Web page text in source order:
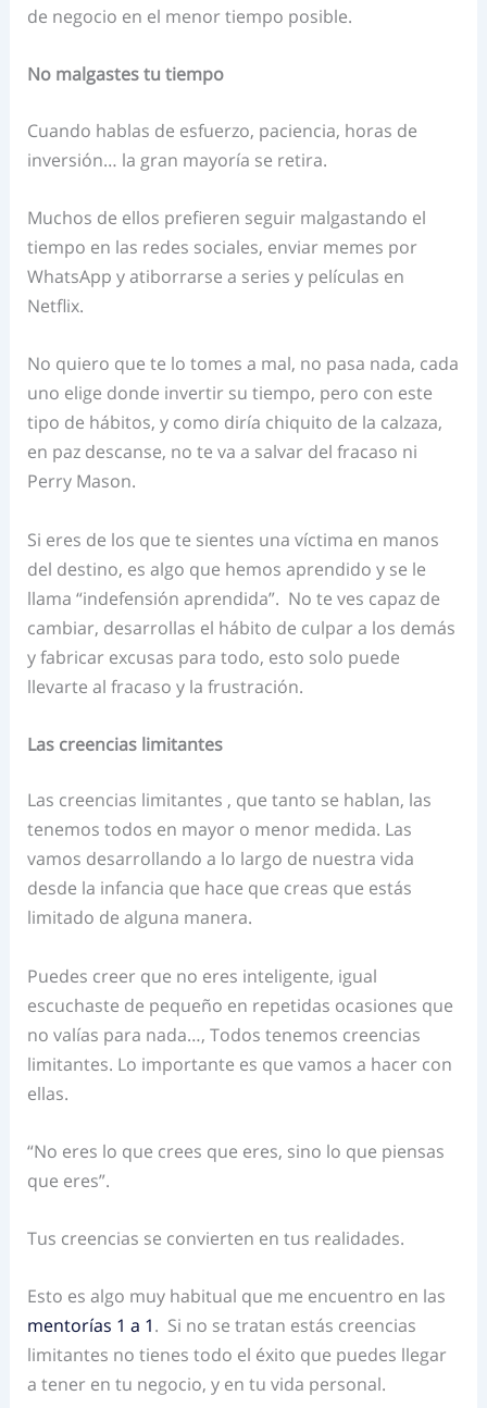
de negocio en el menor tiempo posible.
No malgastes tu tiempo
Cuando hablas de esfuerzo, paciencia, horas de
inversión… la gran mayoría se retira.
Muchos de ellos prefieren seguir malgastando el
tiempo en las redes sociales, enviar memes por
WhatsApp y atiborrarse a series y películas en
Netflix.
No quiero que te lo tomes a mal, no pasa nada, cada
uno elige donde invertir su tiempo, pero con este
tipo de hábitos, y como diría chiquito de la calzaza,
en paz descanse, no te va a salvar del fracaso ni
Perry Mason.
Si eres de los que te sientes una víctima en manos
del destino, es algo que hemos aprendido y se le
llama “indefensión aprendida”. No te ves capaz de
cambiar, desarrollas el hábito de culpar a los demás
y fabricar excusas para todo, esto solo puede
llevarte al fracaso y la frustración.
Las creencias limitantes
Las creencias limitantes , que tanto se hablan, las
tenemos todos en mayor o menor medida. Las
vamos desarrollando a lo largo de nuestra vida
desde la infancia que hace que creas que estás
limitado de alguna manera.
Puedes creer que no eres inteligente, igual
escuchaste de pequeño en repetidas ocasiones que
no valías para nada…, Todos tenemos creencias
limitantes. Lo importante es que vamos a hacer con
ellas.
“No eres lo que crees que eres, sino lo que piensas
que eres”.
Tus creencias se convierten en tus realidades.
Esto es algo muy habitual que me encuentro en las
mentorías 1 a 1. Si no se tratan estás creencias
limitantes no tienes todo el éxito que puedes llegar
a tener en tu negocio, y en tu vida personal.